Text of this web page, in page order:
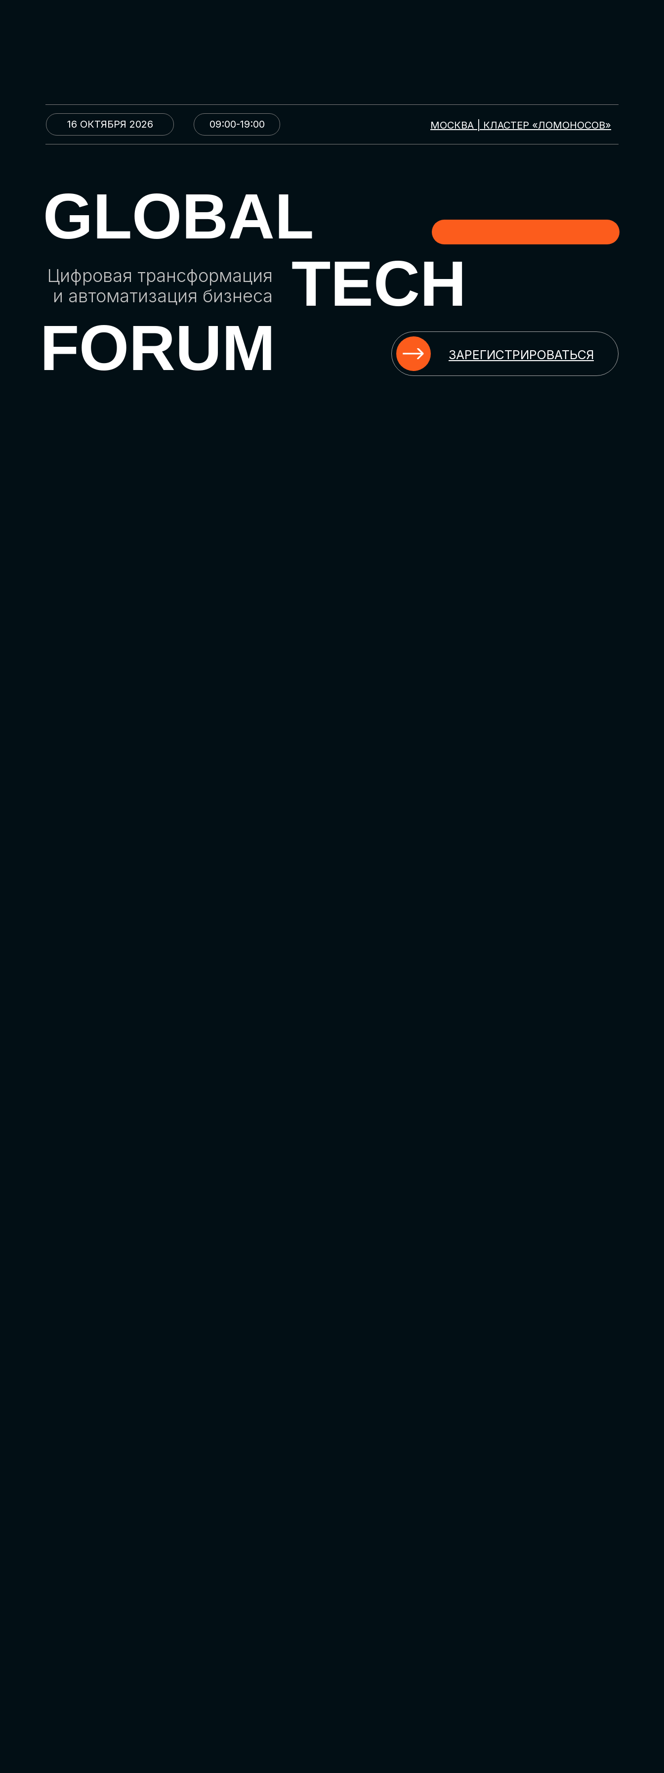
МОСКВА | КЛАСТЕР «ЛОМОНОСОВ»
GLOBAL
TECH
FORUM
Цифровая трансформация
и автоматизация бизнеса
ЗАРЕГИСТРИРОВАТЬСЯ
09:00-19:00
16 ОКТЯБРЯ 2026